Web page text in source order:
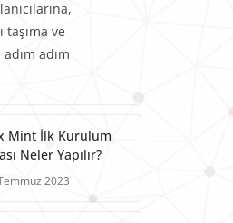
taşıma ve
adım
Mint İlk Kurulum
Neler Yapılır?
2023